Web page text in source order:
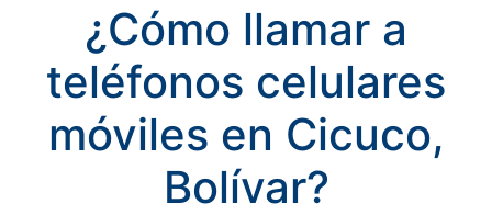
¿Cómo llamar a
teléfonos celulares
móviles en Cicuco,
Bolívar?